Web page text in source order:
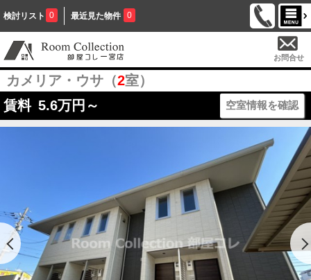
検討リスト 0 最近見た物件 0
お問合せ
カメリア・ウサ（2室）
賃料 5.6万円～ 空室情報を確認